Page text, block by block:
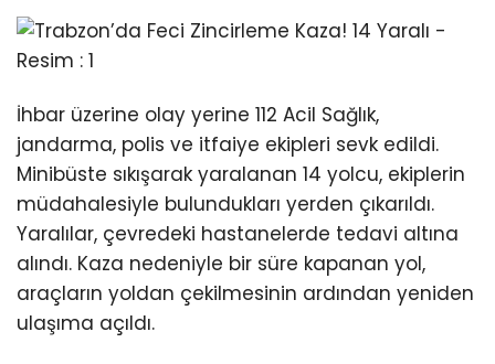
İhbar üzerine olay yerine 112 Acil Sağlık,
jandarma, polis ve itfaiye ekipleri sevk edildi.
Minibüste sıkışarak yaralanan 14 yolcu, ekiplerin
müdahalesiyle bulundukları yerden çıkarıldı.
Yaralılar, çevredeki hastanelerde tedavi altına
alındı. Kaza nedeniyle bir süre kapanan yol,
araçların yoldan çekilmesinin ardından yeniden
ulaşıma açıldı.